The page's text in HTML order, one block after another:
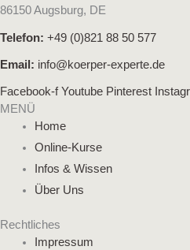
86150 Augsburg, DE
Telefon: +49 (0)821 88 50 577
Email: info@koerper-experte.de
Facebook-f Youtube Pinterest
MENÜ
Home
Online-Kurse
Infos & Wissen
Über Uns
Rechtliches
Impressum